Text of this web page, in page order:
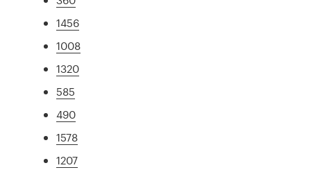
1456
1008
1320
585
490
1578
1207